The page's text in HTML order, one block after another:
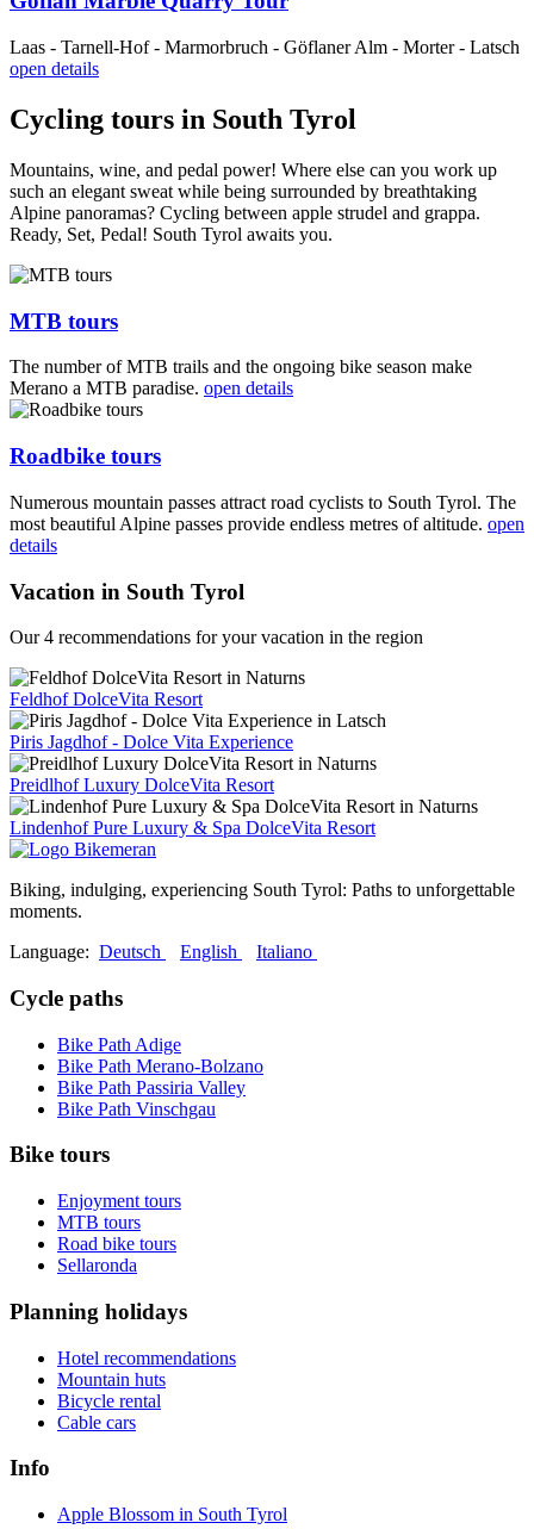
Laas - Tarnell-Hof - Marmorbruch - Göflaner Alm - Morter - Latsch
open details
Cycling tours in South Tyrol
Mountains, wine, and pedal power! Where else can you work up
such an elegant sweat while being surrounded by breathtaking
Alpine panoramas? Cycling between apple strudel and grappa.
Ready, Set, Pedal! South Tyrol awaits you.
MTB tours
The number of MTB trails and the ongoing bike season make
Merano a MTB paradise. open details
Roadbike tours
Numerous mountain passes attract road cyclists to South Tyrol. The
most beautiful Alpine passes provide endless metres of altitude. open
details
Vacation in South Tyrol
Our 4 recommendations for your vacation in the region
Feldhof DolceVita Resort
Piris Jagdhof - Dolce Vita Experience
Preidlhof Luxury DolceVita Resort
Lindenhof Pure Luxury & Spa DolceVita Resort
Biking, indulging, experiencing South Tyrol: Paths to unforgettable
moments.
Language: Deutsch English Italiano
Cycle paths
Bike Path Adige
Bike Path Merano-Bolzano
Bike Path Passiria Valley
Bike Path Vinschgau
Bike tours
Enjoyment tours
MTB tours
Road bike tours
Sellaronda
Planning holidays
Hotel recommendations
Mountain huts
Bicycle rental
Cable cars
Info
Apple Blossom in South Tyrol